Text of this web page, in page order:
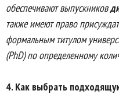
обеспечивают выпускников
также имеют право
формальным титулом
(PhD) по определенному
4.Как выбрать